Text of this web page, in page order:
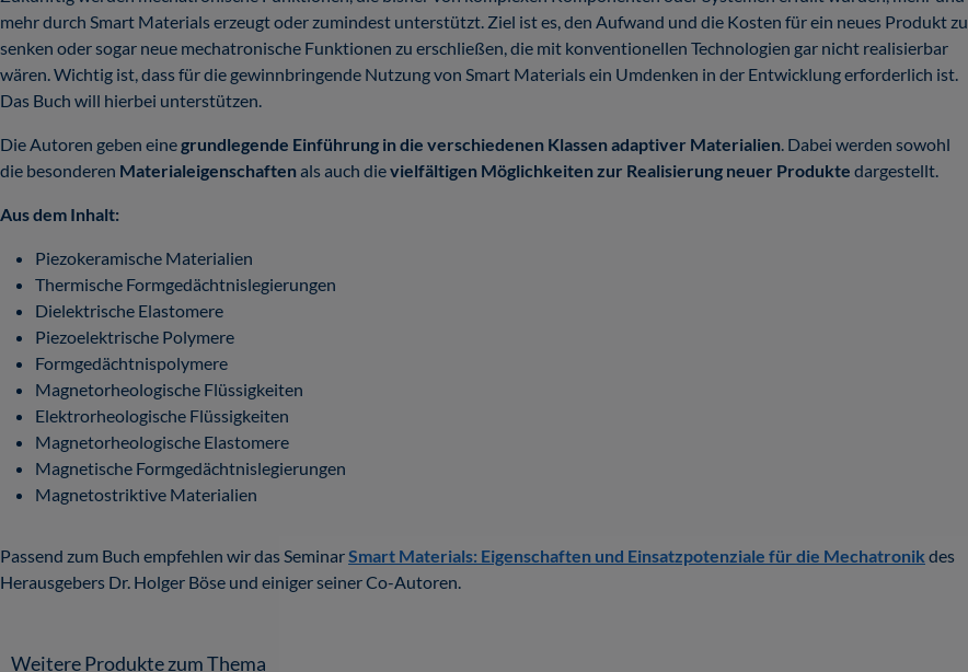
mehr durch Smart Materials erzeugt oder zumindest unterstützt. Ziel ist es, den Aufwand und die Kosten für ein neues Produkt zu
senken oder sogar neue mechatronische Funktionen zu erschließen, die mit konventionellen Technologien gar nicht realisierbar
wären. Wichtig ist, dass für die gewinnbringende Nutzung von Smart Materials ein Umdenken in der Entwicklung erforderlich ist.
Das Buch will hierbei unterstützen.
Die Autoren geben einegrundlegende Einführung in die verschiedenen Klassen adaptiver Materialien. Dabei werden sowohl
die besonderen Materialeigenschaftenals auch dievielfältigen Möglichkeiten zur Realisierung neuer Produkte dargestellt.
Aus dem Inhalt:
Piezokeramische Materialien
Thermische Formgedächtnislegierungen
Dielektrische Elastomere
Piezoelektrische Polymere
Formgedächtnispolymere
Magnetorheologische Flüssigkeiten
Elektrorheologische Flüssigkeiten
Magnetorheologische Elastomere
Magnetische Formgedächtnislegierungen
Magnetostriktive Materialien
Passend zum Buch empfehlen wir das SeminarSmart Materials: Eigenschaften und Einsatzpotenziale für die Mechatronik des
Herausgebers Dr. Holger Böse und einiger seiner Co-Autoren.
Weitere Produkte zum Thema